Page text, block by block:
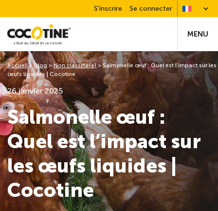
S’inscrire Se connecter
MENU
26 janvier 2025
Salmonelle œuf :
Quel est l’impact sur
les œufs liquides |
Cocotine
Accueil>Blog>Non classifié(e) >Salmonelle œuf : Quel est l’impact sur les
œufs liquides | Cocotine